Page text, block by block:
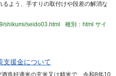
よう、手すりの取付けや段差の解消な
shikumi/seido03.html
種別：html サイ
支援金について
造好適米の玄米又は精米で、令和8年10